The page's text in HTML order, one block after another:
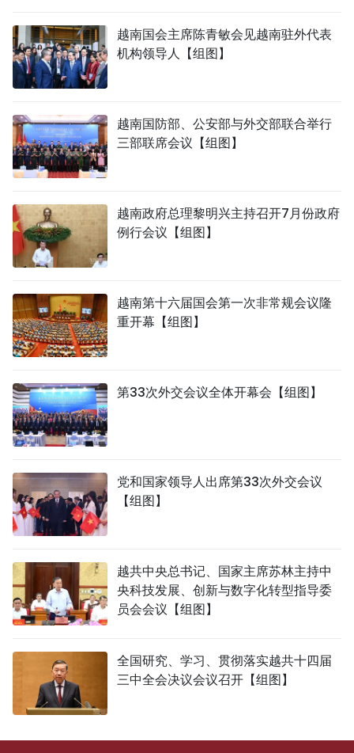
越南国会主席陈青敏会见越南驻外代表
机构领导人【组图】
越南国防部、公安部与外交部联合举行
三部联席会议【组图】
越南政府总理黎明兴主持召开7月份政府
例行会议【组图】
越南第十六届国会第一次非常规会议隆
重开幕【组图】
第33次外交会议全体开幕会【组图】
党和国家领导人出席第33次外交会议
【组图】
越共中央总书记、国家主席苏林主持中
央科技发展、创新与数字化转型指导委
员会会议【组图】
全国研究、学习、贯彻落实越共十四届
三中全会决议会议召开【组图】